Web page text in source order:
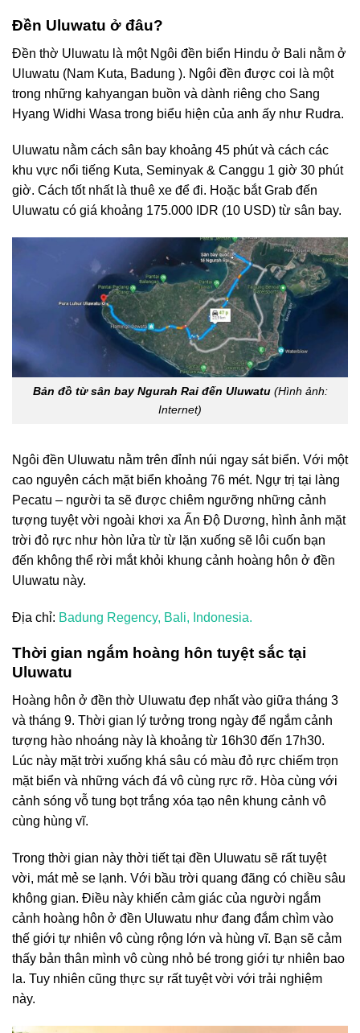
Đền Uluwatu ở đâu?
Đền thờ Uluwatu là một Ngôi đền biển Hindu ở Bali nằm ở
Uluwatu (Nam Kuta, Badung ). Ngôi đền được coi là một
trong những kahyangan buồn và dành riêng cho Sang
Hyang Widhi Wasa trong biểu hiện của anh ấy như Rudra.
Uluwatu nằm cách sân bay khoảng 45 phút và cách các
khu vực nổi tiếng Kuta, Seminyak & Canggu 1 giờ 30 phút
giờ. Cách tốt nhất là thuê xe để đi. Hoặc bắt Grab đến
Uluwatu có giá khoảng 175.000 IDR (10 USD) từ sân bay.
Bản đồ từ sân bay Ngurah Rai đến Uluwatu(Hình ảnh:
Internet)
Ngôi đền Uluwatu nằm trên đỉnh núi ngay sát biển. Với một
cao nguyên cách mặt biển khoảng 76 mét. Ngự trị tại làng
Pecatu – người ta sẽ được chiêm ngưỡng những cảnh
tượng tuyệt vời ngoài khơi xa Ấn Độ Dương, hình ảnh mặt
trời đỏ rực như hòn lửa từ từ lặn xuống sẽ lôi cuốn bạn
đến không thể rời mắt khỏi khung cảnh hoàng hôn ở đền
Uluwatu này.
Địa chỉ: Badung Regency, Bali, Indonesia.
Thời gian ngắm hoàng hôn tuyệt sắc tại
Uluwatu
Hoàng hôn ở đền thờ Uluwatu đẹp nhất vào giữa tháng 3
và tháng 9. Thời gian lý tưởng trong ngày để ngắm cảnh
tượng hào nhoáng này là khoảng từ 16h30 đến 17h30.
Lúc này mặt trời xuống khá sâu có màu đỏ rực chiếm trọn
mặt biển và những vách đá vô cùng rực rỡ. Hòa cùng với
cảnh sóng vỗ tung bọt trắng xóa tạo nên khung cảnh vô
cùng hùng vĩ.
Trong thời gian này thời tiết tại đền Uluwatu sẽ rất tuyệt
vời, mát mẻ se lạnh. Với bầu trời quang đãng có chiều sâu
không gian. Điều này khiến cảm giác của người ngắm
cảnh hoàng hôn ở đền Uluwatu như đang đắm chìm vào
thế giới tự nhiên vô cùng rộng lớn và hùng vĩ. Bạn sẽ cảm
thấy bản thân mình vô cùng nhỏ bé trong giới tự nhiên bao
la. Tuy nhiên cũng thực sự rất tuyệt vời với trải nghiệm
này.